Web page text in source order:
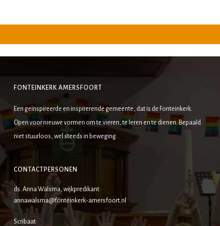
FONTEINKERK AMERSFOORT
Een geïnspireerde en inspirerende gemeente, dat is de Fonteinkerk.
Open voor nieuwe vormen om te vieren, te leren en te dienen. Bepaald
niet stuurloos, wel steeds in beweging.
CONTACTPERSONEN
ds. Anna Walsma, wijkpredikant:
annawalsma@fonteinkerk-amersfoort.nl
Scribaat: